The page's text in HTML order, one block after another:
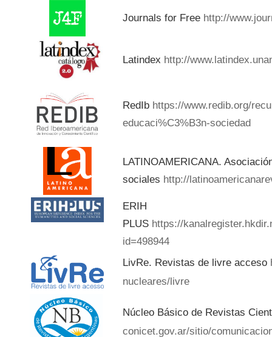
Journals for Free http://
Latindex http://
RedIb https://www.redib.org/
educaci%C3%B3n-sociedad
LATINOAMERICANA.
sociales http://
ERIH
PLUS https://
id=498944
LivRe. Revistas de livre acceso
nucleares/livre
Núcleo Básico de Revistas
conicet.gov.ar/sitio/